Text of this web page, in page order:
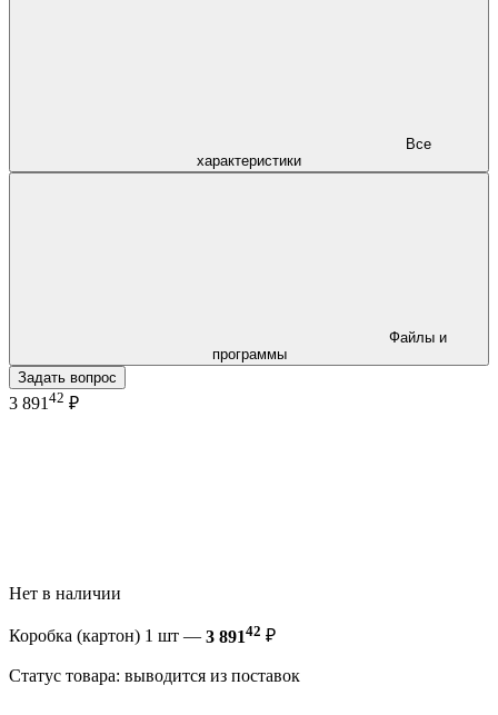
характеристики
программы
Задать вопрос
3 891 42 ₽
Нет в наличии
Коробка (картон) 1 шт — 3 89142 ₽
Статус товара: выводится из поставок